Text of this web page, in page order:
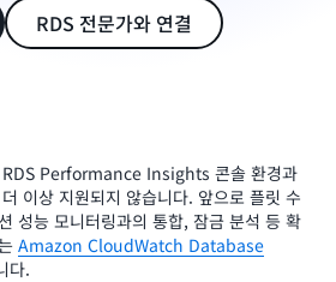
RDS 전문가와 연결
Performance Insights 콘솔 환경과
이상 지원되지 않습니다. 앞으로 플릿 수
성능 모니터링과의 통합, 잠금 분석 등 확
Amazon CloudWatch Database
다.